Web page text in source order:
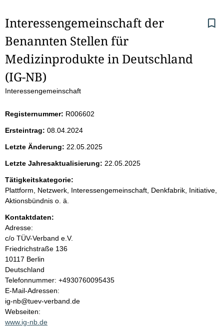
S
e
i
t
e
n
i
n
h
a
l
t
Interessengemeinschaft der
Benannten Stellen für
Medizinprodukte in Deutschland
(IG-NB)
Interessengemeinschaft
Registernummer: R006602
Ersteintrag: 08.04.2024
Letzte Änderung: 22.05.2025
Letzte Jahresaktualisierung: 22.05.2025
Tätigkeitskategorie:
Plattform, Netzwerk, Interessengemeinschaft, Denkfabrik, Initiative,
Aktionsbündnis o. ä.
Kontaktdaten:
Adresse:
c/o TÜV-Verband e.V.
Friedrichstraße 136
10117 Berlin
Deutschland
K
o
n
t
a
Telefonnummer: +4930760095435
E-Mail-Adressen:
ig-nb@tuev-verband.de
Webseiten:
www.ig-nb.de